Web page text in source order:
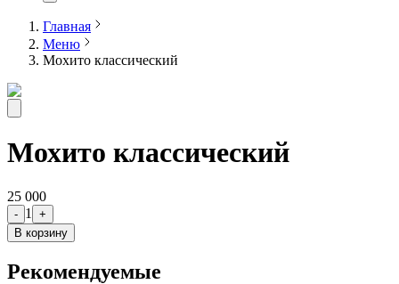
Главная
Меню
Мохито классический
Мохито классический
25 000
- 1
+
В корзину
Рекомендуемые